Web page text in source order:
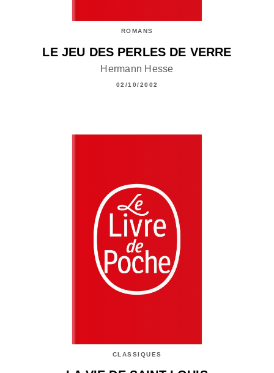
ROMANS
LE JEU DES PERLES DE VERRE
Hermann Hesse
02/10/2002
CLASSIQUES